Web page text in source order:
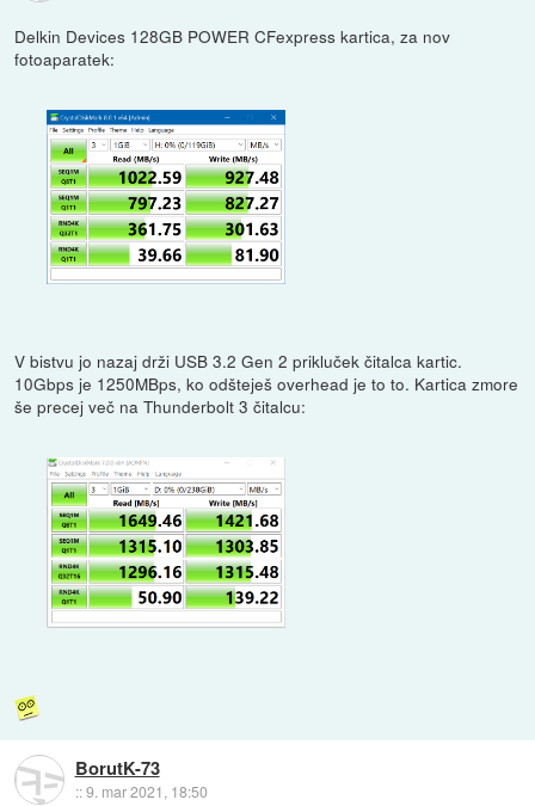
Delkin Devices 128GB POWER CFexpress kartica, za nov
fotoaparatek:
V bistvu jo nazaj drži USB 3.2 Gen 2 prikluček čitalca kartic.
10Gbps je 1250MBps, ko odšteješ overhead je to to. Kartica zmore
še precej več na Thunderbolt 3 čitalcu:
BorutK-73
::9. mar 2021, 18:50